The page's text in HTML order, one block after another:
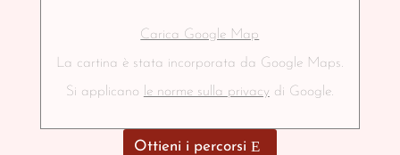
Carica Google Map
La cartina è stata incorporata da Google Maps.
Si applicano le norme sulla privacy di Google.
Ottieni i percorsi